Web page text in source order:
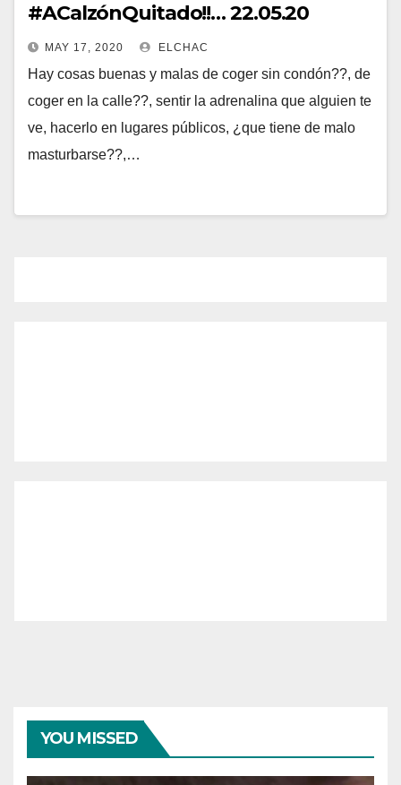
#ACalzónQuitado!!… 22.05.20
MAY 17, 2020 ELCHAC
Hay cosas buenas y malas de coger sin condón??, de
coger en la calle??, sentir la adrenalina que alguien te
ve, hacerlo en lugares públicos, ¿que tiene de malo
masturbarse??,…
YOU MISSED